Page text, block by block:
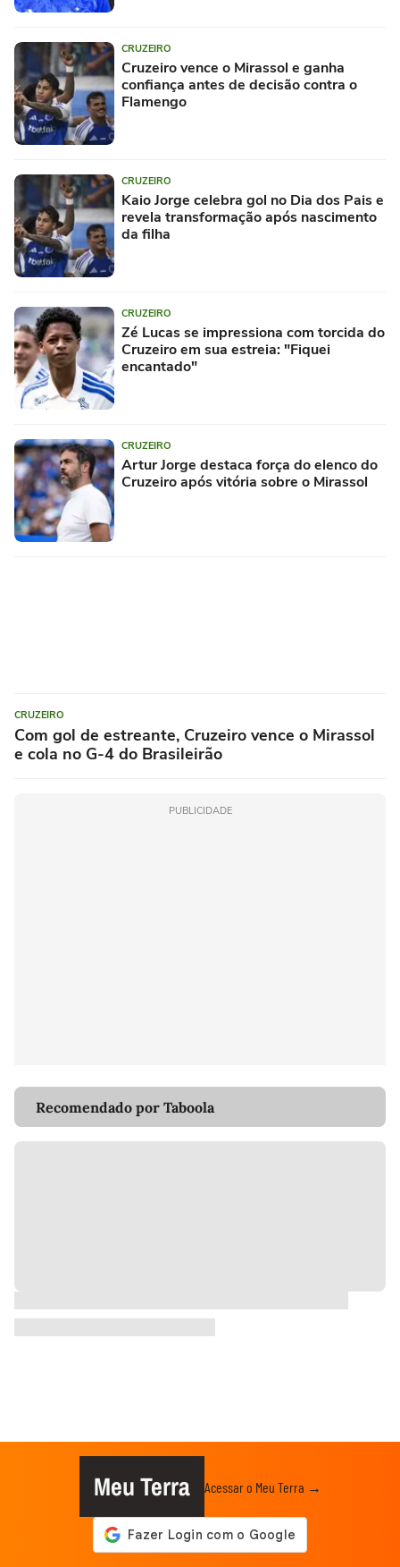
CRUZEIRO
Cruzeiro vence o Mirassol e ganha
confiança antes de decisão contra o
Flamengo
CRUZEIRO
Kaio Jorge celebra gol no Dia dos Pais e
revela transformação após nascimento
da filha
CRUZEIRO
Zé Lucas se impressiona com torcida do
Cruzeiro em sua estreia: "Fiquei
encantado"
CRUZEIRO
Artur Jorge destaca força do elenco do
Cruzeiro após vitória sobre o Mirassol
CRUZEIRO
Com gol de estreante, Cruzeiro vence o Mirassol
e cola no G-4 do Brasileirão
PUBLICIDADE
Recomendado por Taboola
Meu Terra Acessar o Meu Terra →